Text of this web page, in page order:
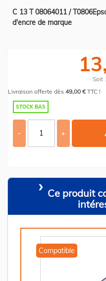
C 13 T 08064011 /
d'encre de marque
Soit
Livraison offerte dès 49,00 €TTC !
STOCK BAS
- +
Ce produit
Compatible